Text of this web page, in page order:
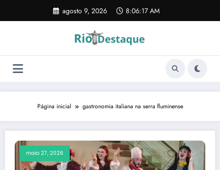
o
agosto 9, 2026 8:06:17 AM
Página inicial gastronomia italiana na serra fluminense
maio 27, 2026